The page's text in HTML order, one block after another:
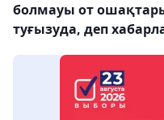
болмауы от
туғызуда, деп